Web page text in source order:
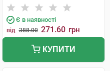
Є в наявності
від 388.00 271.60 грн
КУПИТИ